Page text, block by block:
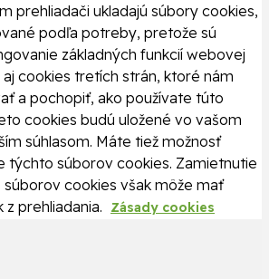
prehliadači ukladajú súbory cookies,
podľa potreby, pretože sú
základných funkcií webovej
aj cookies tretích strán, ktoré nám
a pochopiť, ako používate túto
cookies budú uložené vo vašom
súhlasom. Máte tiež možnosť
týchto súborov cookies. Zamietnutie
cookies však môže mať
z prehliadania.
Zásady cookies